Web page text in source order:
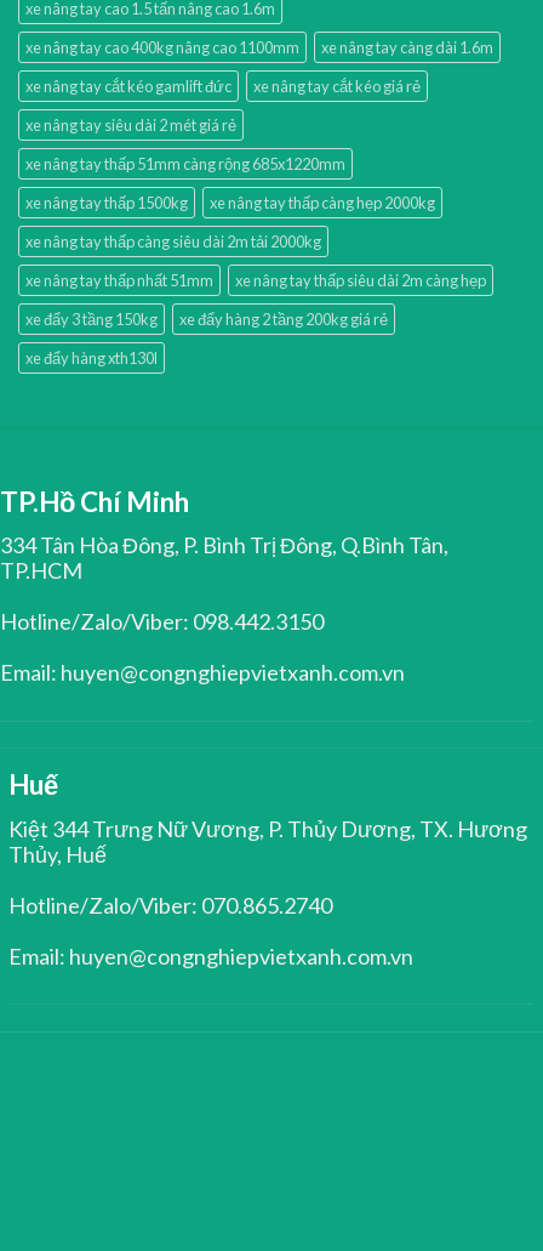
xe nâng tay cao 1.5 tấn nâng cao 1.6m
xe nâng tay cao 400kg nâng cao 1100mm
xe nâng tay càng dài 1.6m
xe nâng tay cắt kéo gamlift đức
xe nâng tay cắt kéo giá rẻ
xe nâng tay siêu dài 2 mét giá rẻ
xe nâng tay thấp 51mm càng rộng 685x1220mm
xe nâng tay thấp 1500kg
xe nâng tay thấp càng hẹp 2000kg
xe nâng tay thấp càng siêu dài 2m tải 2000kg
xe nâng tay thấp nhất 51mm
xe nâng tay thấp siêu dài 2m càng hẹp
xe đẩy 3 tầng 150kg
xe đẩy hàng 2 tầng 200kg giá rẻ
xe đẩy hàng xth130l
TP.Hồ Chí Minh
334 Tân Hòa Đông, P. Bình Trị Đông, Q.Bình Tân,
TP.HCM
Hotline/Zalo/Viber: 098.442.3150
Email: huyen@congnghiepvietxanh.com.vn
Huế
Kiệt 344 Trưng Nữ Vương, P. Thủy Dương, TX. Hương
Thủy, Huế
Hotline/Zalo/Viber: 070.865.2740
Email: huyen@congnghiepvietxanh.com.vn